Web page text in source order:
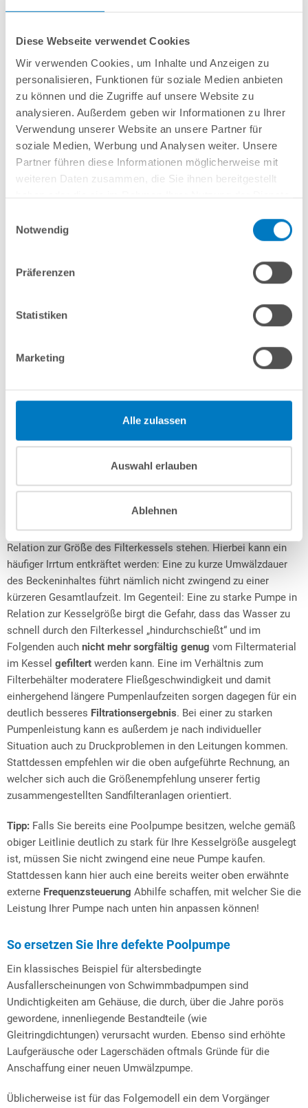
Diese Webseite verwendet Cookies
Wir verwenden Cookies, um Inhalte und Anzeigen zu
personalisieren, Funktionen für soziale Medien anbieten
zu können und die Zugriffe auf unsere Website zu
analysieren. Außerdem geben wir Informationen zu Ihrer
Verwendung unserer Website an unsere Partner für
soziale Medien, Werbung und Analysen weiter. Unsere
Partner führen diese Informationen möglicherweise mit
weiteren Daten zusammen, die Sie ihnen bereitgestellt
Notwendig
Präferenzen
Statistiken
Marketing
Alle zulassen
Auswahl erlauben
Ablehnen
bereits von Experten optimal aufeinander abgestimmt wurden,
Sie bereits eine bestehende Sandfilteranlage besitzen und
lediglich die Pumpe tauschen möchten, können Sie grob
folgenden Leitfaden zur Wahl der für Ihren Kessel passenden
Größe heranziehen:
Bis ca. 450 W bzw. 6 m³/h bei 8 mWS für Behälter mit Ø 300
Bis ca. 600 W bzw. 8 m³/h bei 8 mWS für Behälter mit Ø 400
daher auch immer passend sein. D.h., die Pumpe solltenicht so
ausgelegt werden. Die Aussage „Je größer
desto besser“, ist eine Ansicht, welche noch vor einigen Jahren
Stattdessen sollte die Förderleistung immer in passender
Relation zur Größe des Filterkessels stehen. Hierbei kann ein
häufiger Irrtum entkräftet werden: Eine zu kurze Umwälzdauer
des Beckeninhaltes führt nämlich nicht zwingend zu einer
kürzeren Gesamtlaufzeit. Im Gegenteil: Eine zu starke Pumpe in
Relation zur Kesselgröße birgt die Gefahr, dass das Wasser zu
schnell durch den Filterkessel „hindurchschießt“ und im
Folgenden auch nicht mehr sorgfältig genug vom Filtermaterial
im Kessel gefiltert werden kann. Eine im Verhältnis zum
Filterbehälter moderatere Fließgeschwindigkeit und damit
einhergehend längere Pumpenlaufzeiten sorgen dagegen für ein
deutlich besseres Filtrationsergebnis. Bei einer zu starken
Pumpenleistung kann es außerdem je nach individueller
Situation auch zu Druckproblemen in den Leitungen kommen.
Stattdessen empfehlen wir die oben aufgeführte Rechnung, an
welcher sich auch die Größenempfehlung unserer fertig
zusammengestellten Sandfilteranlagen orientiert.
Tipp: Falls Sie bereits eine Poolpumpe besitzen, welche gemäß
obiger Leitlinie deutlich zu stark für Ihre Kesselgröße ausgelegt
ist, müssen Sie nicht zwingend eine neue Pumpe kaufen.
Stattdessen kann hier auch eine bereits weiter oben erwähnte
externe Frequenzsteuerung Abhilfe schaffen, mit welcher Sie die
Leistung Ihrer Pumpe nach unten hin anpassen können!
So ersetzen Sie Ihre defekte Poolpumpe
Ein klassisches Beispiel für altersbedingte
Ausfallerscheinungen von Schwimmbadpumpen sind
Undichtigkeiten am Gehäuse, die durch, über die Jahre porös
gewordene, innenliegende Bestandteile (wie
Gleitringdichtungen) verursacht wurden. Ebenso sind erhöhte
Laufgeräusche oder Lagerschäden oftmals Gründe für die
Anschaffung einer neuen Umwälzpumpe.
Üblicherweise ist für das Folgemodell ein dem Vorgänger